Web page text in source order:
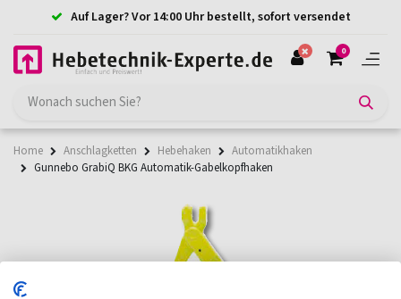
Auf Lager? Vor 14:00 Uhr bestellt, sofort versendet
0
Home Anschlagketten Hebehaken
Automatikhaken
Gunnebo GrabiQ BKG Automatik-Gabelkopfhaken